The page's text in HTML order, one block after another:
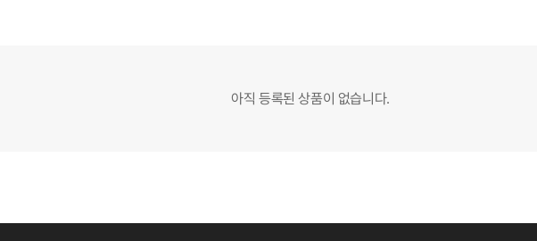
아직 등록된 상품이 없습니다.